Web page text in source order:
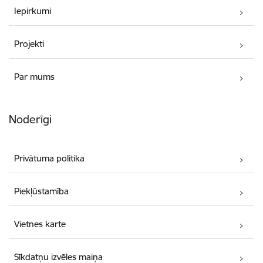
Iepirkumi
Projekti
Par mums
Noderīgi
Privātuma politika
Piekļūstamība
Vietnes karte
Sīkdatņu izvēles maiņa